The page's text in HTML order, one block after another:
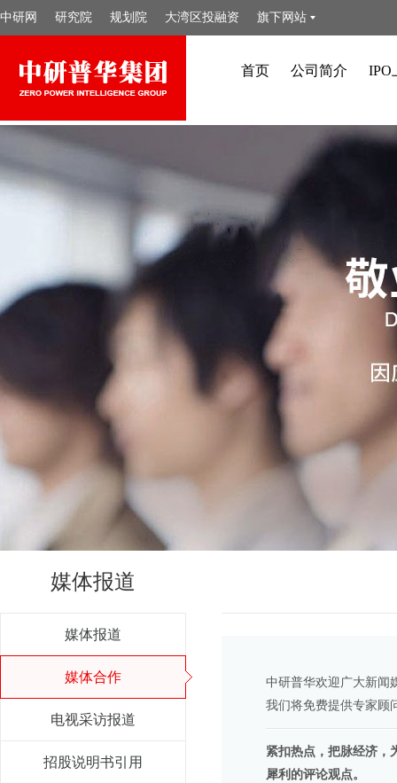
中研网 研究院 规划院 大湾区投融资 旗下网站
首页 公司简介 IPO
媒体报道
媒体报道
媒体合作
电视采访报道
招股说明书引用
中研普华欢迎广大新闻
我们将免费提供专家顾
紧扣热点，把脉经济，
犀利的评论观点。